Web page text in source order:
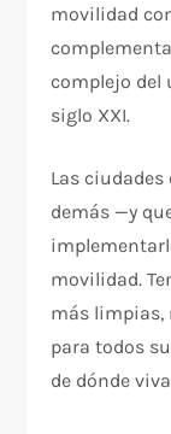
movilidad
complejo del
siglo XXI.
Las
demás —y
movilidad.
más limpias,
para todos
de dónde